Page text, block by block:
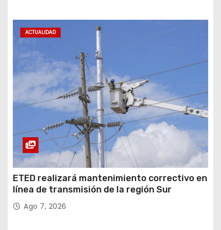
ACTUALIDAD
ETED realizará mantenimiento correctivo en
línea de transmisión de la región Sur
Ago 7, 2026